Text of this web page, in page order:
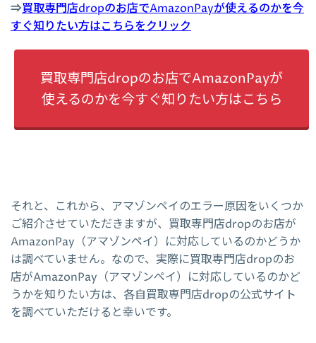
⇒買取専門店dropのお店でAmazonPayが使えるのかを今
すぐ知りたい方はこちらをクリック
買取専門店dropのお店でAmazonPayが
使えるのかを今すぐ知りたい方はこちら
それと、これから、アマゾンペイのエラー原因をいくつか
ご紹介させていただきますが、買取専門店dropのお店が
AmazonPay（アマゾンペイ）に対応しているのかどうか
は調べていません。なので、実際に買取専門店dropのお
店がAmazonPay（アマゾンペイ）に対応しているのかど
うかを知りたい方は、各自買取専門店dropの公式サイト
を調べていただけると幸いです。